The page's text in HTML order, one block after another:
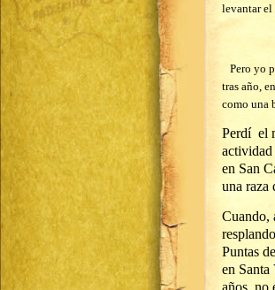
levantar
Pero yo
tras año,
como una
Perdí el
en San
una raza
Cuando,
Puntas
en
años, no